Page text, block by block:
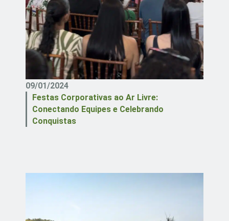
09/01/2024
Festas Corporativas ao Ar Livre:
Conectando Equipes e Celebrando
Conquistas